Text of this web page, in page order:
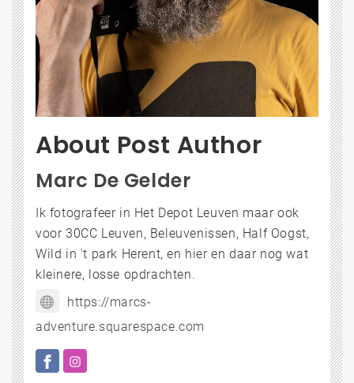
About Post Author
Marc De Gelder
Ik fotografeer in Het Depot Leuven maar ook
voor 30CC Leuven, Beleuvenissen, Half Oogst,
Wild in 't park Herent, en hier en daar nog wat
kleinere, losse opdrachten.
https://marcs-
adventure.squarespace.com